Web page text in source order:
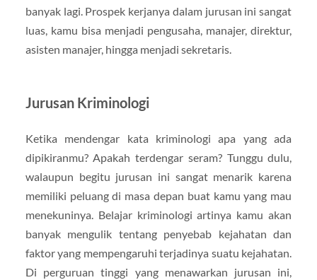
banyak lagi. Prospek kerjanya dalam jurusan ini sangat
luas, kamu bisa menjadi pengusaha, manajer, direktur,
asisten manajer, hingga menjadi sekretaris.
Jurusan Kriminologi
Ketika mendengar kata kriminologi apa yang ada
dipikiranmu? Apakah terdengar seram? Tunggu dulu,
walaupun begitu jurusan ini sangat menarik karena
memiliki peluang di masa depan buat kamu yang mau
menekuninya. Belajar kriminologi artinya kamu akan
banyak mengulik tentang penyebab kejahatan dan
faktor yang mempengaruhi terjadinya suatu kejahatan.
Di perguruan tinggi yang menawarkan jurusan ini,